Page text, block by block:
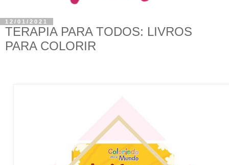
12/01/2021
TERAPIA PARA TODOS: LIVROS
PARA COLORIR